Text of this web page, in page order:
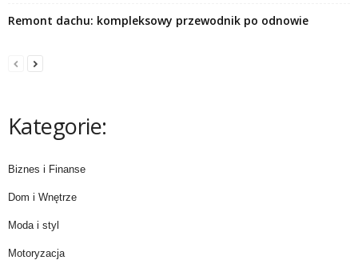
Remont dachu: kompleksowy przewodnik po odnowie
Kategorie:
Biznes i Finanse
Dom i Wnętrze
Moda i styl
Motoryzacja